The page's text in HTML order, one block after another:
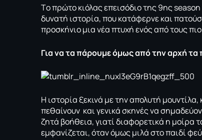
Tο πρώτο κιόλας επεισόδιο της 9ης
δυνατή ιστορία, που κατάφερνε και
προσκήνιο μια νέα πτυχή ενός από τους
Για να τα πάρουμε όμως από την αρχή
H ιστορία ξεκινά με την απολυτή
πεθαίνουν και γενικά σκηνές να
ζητά βοήθεια, γιατί διαφορετικά η μοίρα
εμφανίζεται, όταν όμως μιλά στο παιδί